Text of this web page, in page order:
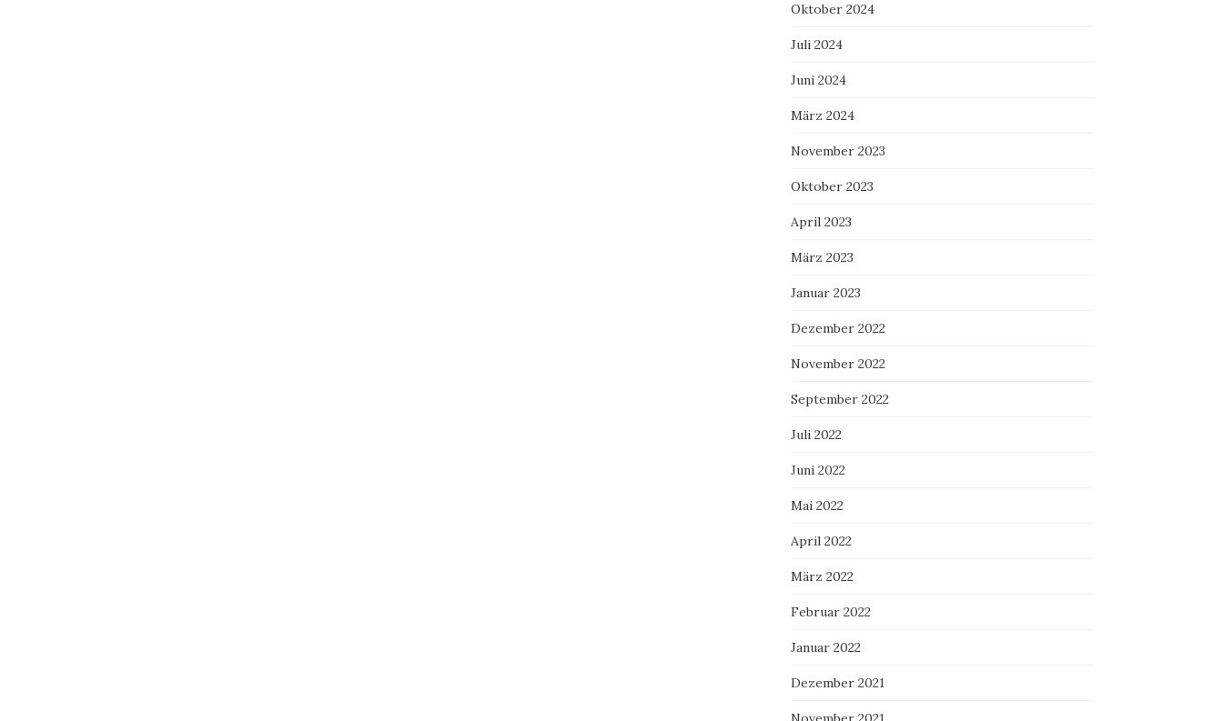
Oktober 2024
Juli 2024
Juni 2024
März 2024
November 2023
Oktober 2023
April 2023
März 2023
Januar 2023
Dezember 2022
November 2022
September 2022
Juli 2022
Juni 2022
Mai 2022
April 2022
März 2022
Februar 2022
Januar 2022
Dezember 2021